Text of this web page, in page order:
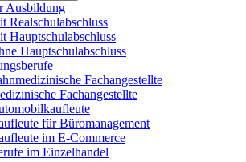
Ausbildung
Realschulabschluss
Hauptschulabschluss
Hauptschulabschluss
Fachangestellte
Fachangestellte
für Büromanagement
im E-Commerce
im Einzelhandel